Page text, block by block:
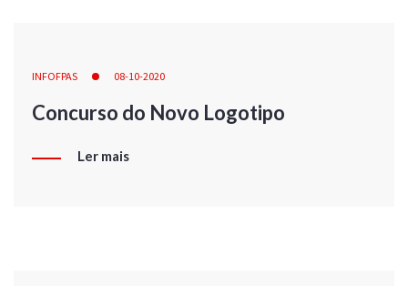
INFOFPAS 08-10-2020
Concurso do Novo Logotipo
Ler mais